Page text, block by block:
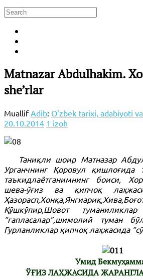
Matnazar Abdulhakim.
she’rlar
Muallif Adib: O'zbek tarixi, adabiyoti
20.10.2014 1 izoh
Таниқли шоир Матназар
Урганчнинг Қоровул қишлоғида
таъкидлаётганимнинг боиси,
шева-ўғиз ва қипчоқ
Қўшкўпир,Шовот
“гапласалар”,шимолий туман
Гурланликлар қипчоқ лаҳжасида
Умид
ЎҒИЗ ЛАҲЖАСИДА